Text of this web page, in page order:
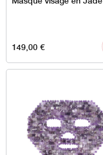
149,00€